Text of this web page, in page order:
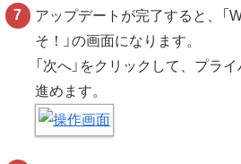
アップデートが完了すると、「
そ！」の画面になります。
「次へ」をクリックして、プラ
進めます。